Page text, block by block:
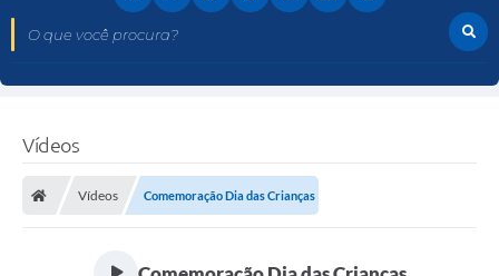
O que você procura?
Vídeos
Vídeos Comemoração Dia das Crianças